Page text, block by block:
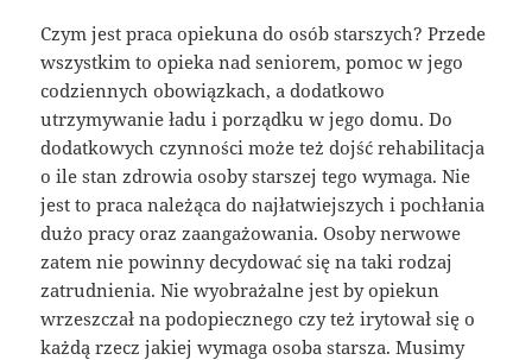
Czym jest praca opiekuna do osób starszych? Przede
wszystkim to opieka nad seniorem, pomoc w jego
codziennych obowiązkach, a dodatkowo
utrzymywanie ładu i porządku w jego domu. Do
dodatkowych czynności może też dojść rehabilitacja
o ile stan zdrowia osoby starszej tego wymaga. Nie
jest to praca należąca do najłatwiejszych i pochłania
dużo pracy oraz zaangażowania. Osoby nerwowe
zatem nie powinny decydować się na taki rodzaj
zatrudnienia. Nie wyobrażalne jest by opiekun
wrzeszczał na podopiecznego czy też irytował się o
każdą rzecz jakiej wymaga osoba starsza. Musimy